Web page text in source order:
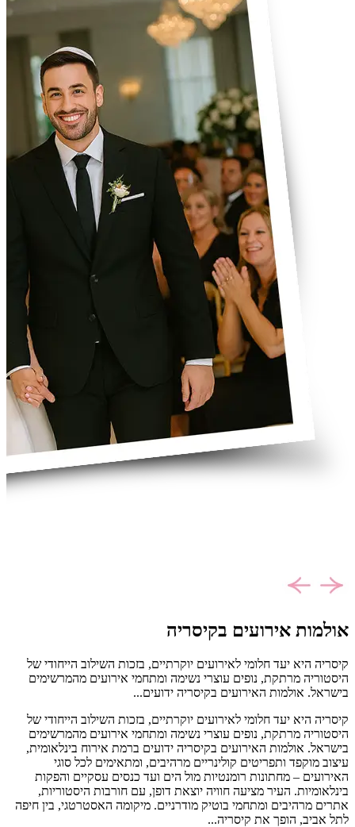
אולמות אירועים בקיסריה
קיסריה היא יעד חלומי לאירועים יוקרתיים, בזכות השילוב הייחודי של
היסטוריה מרתקת, נופים עוצרי נשימה ומתחמי אירועים מהמרשימים
בישראל. אולמות האירועים בקיסריה ידועים...
קיסריה היא יעד חלומי לאירועים יוקרתיים, בזכות השילוב הייחודי של
היסטוריה מרתקת, נופים עוצרי נשימה ומתחמי אירועים מהמרשימים
בישראל. אולמות האירועים בקיסריה ידועים ברמת אירוח בינלאומית,
עיצוב מוקפד ותפריטים קולינריים מרהיבים, ומתאימים לכל סוגי
האירועים – מחתונות רומנטיות מול הים ועד כנסים עסקיים והפקות
בינלאומיות. העיר מציעה חוויה יוצאת דופן, עם חורבות היסטוריות,
אתרים מרהיבים ומתחמי בוטיק מודרניים. מיקומה האסטרטגי, בין חיפה
לתל אביב, הופך את קיסריה...